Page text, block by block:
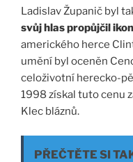
Ladislav Županič byl
svůj hlas propůjčil
amerického herce
umění byl oceněn
celoživotní herecko-
1998 získal tuto cenu
Klec bláznů​​​​.
PŘEČTĚTE SI